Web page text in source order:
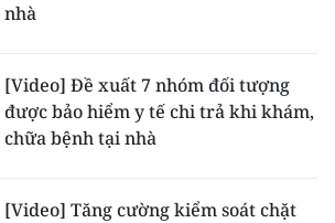
- Công nghệ
nhà
[Video] Đề xuất 7 nhóm đối tượng
được bảo hiểm y tế chi trả khi khám,
chữa bệnh tại nhà
[Video] Tăng cường kiểm soát chặt